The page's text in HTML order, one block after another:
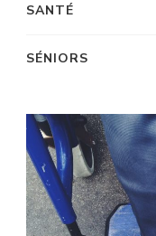
SANTÉ
SÉNIORS